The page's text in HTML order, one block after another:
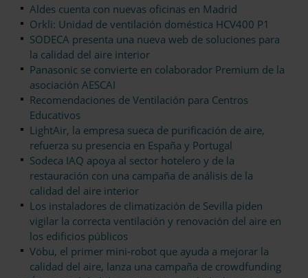
Aldes cuenta con nuevas oficinas en Madrid
Orkli: Unidad de ventilación doméstica HCV400 P1
SODECA presenta una nueva web de soluciones para
la calidad del aire interior
Panasonic se convierte en colaborador Premium de la
asociación AESCAI
Recomendaciones de Ventilación para Centros
Educativos
LightAir, la empresa sueca de purificación de aire,
refuerza su presencia en España y Portugal
Sodeca IAQ apoya al sector hotelero y de la
restauración con una campaña de análisis de la
calidad del aire interior
Los instaladores de climatización de Sevilla piden
vigilar la correcta ventilación y renovación del aire en
los edificios públicos
Vöbu, el primer mini-robot que ayuda a mejorar la
calidad del aire, lanza una campaña de crowdfunding